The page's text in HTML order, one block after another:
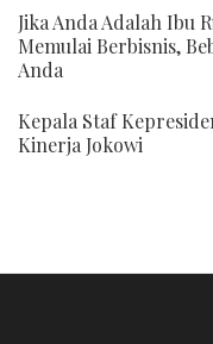
Jika Anda Adalah Ibu
Memulai Berbisnis,
Anda
Kepala Staf
Kinerja Jokowi